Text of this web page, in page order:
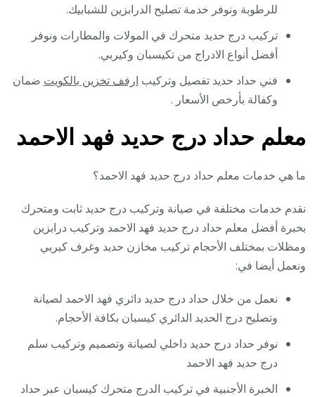
للرطوبة ونوفر خدمة تصليح الدرابزين للشبابيك.
تركيب درج حديد متحرك في المولات والمطارات ونوفر
أفضل أنواع الادراج من تكيسبان وكيربي.
فني حداد حديد تفصيل وتركيب ارفف تخزين بالكويت ضمان
وكفالة بأرخص الأسعار .
معلم حداد درج حديد فهد الاحمد
ما هي خدمات معلم حداد درج حديد فهد الاحمد؟
نقدم خدمات مختلفة في صيانة وتركيب درج حديد ثابت ومتحرك
بخبرة أفضل معلم حداد درج حديد فهد الاحمد وتركيب درابزين
ومظلات بمختلف الأحجام تركيب مخازن حديد وغرف كيربي
ونعمل أيضا في:
نعمل من خلال حداد درج حديد دائري فهد الاحمد لصيانة
وتصليح درج الحديد الدائري كيسبان بكافة الأحجام.
نوفر حداد درج حديد داخلي لصيانة وتصميم وتركيب سلم
درج حديد فهد الاحمد
الخبرة الأجنبية في تركيب الدرج متحرك كيسبان عبر حداد